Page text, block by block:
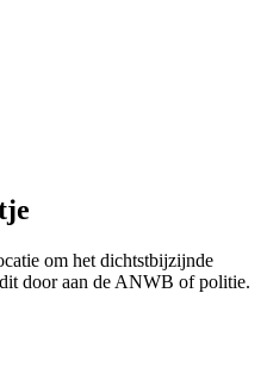
om het dichtstbijzijnde
door aan de ANWB of politie.